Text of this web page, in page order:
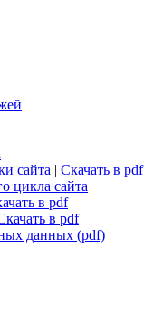
сайта|Скачать в pdf
цикла сайта